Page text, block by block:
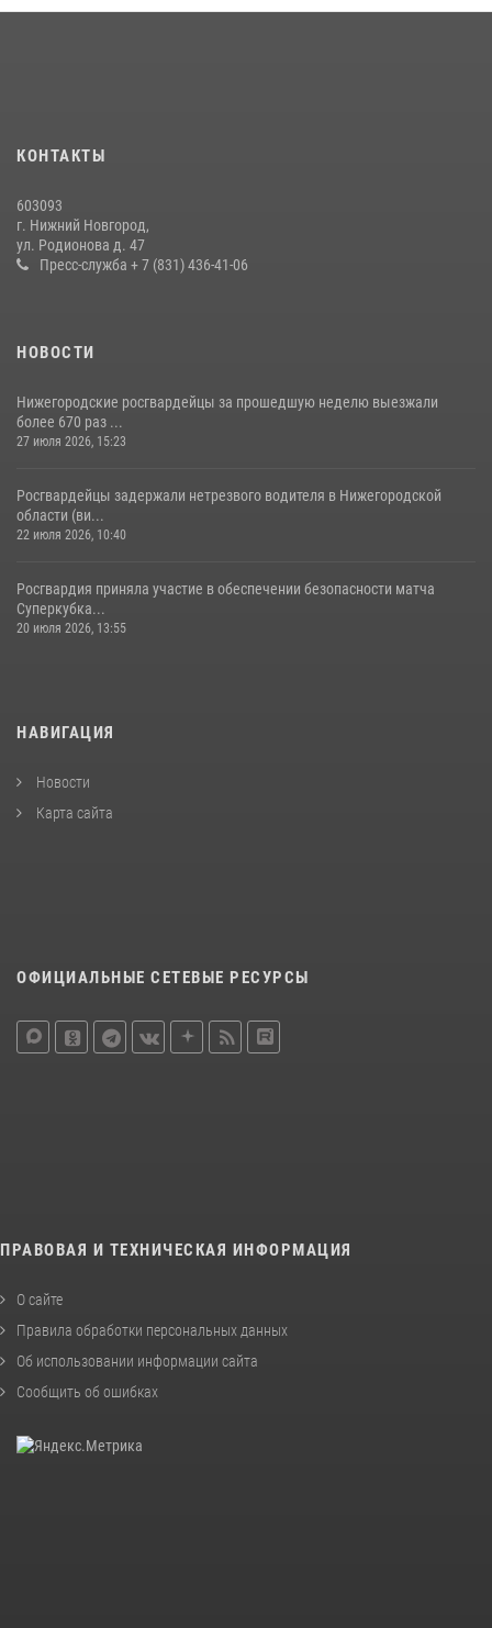
10 июля 2026, 09:38
более 600 раз по сигналу «тревога»
20 июля 2026, 12:26
КОНТАКТЫ
603093
г. Нижний Новгород,
ул. Родионова д. 47
Пресс-служба + 7 (831) 436-41-06
НОВОСТИ
Нижегородские росгвардейцы за прошедшую неделю выезжали
более 670 раз ...
27 июля 2026, 15:23
Росгвардейцы задержали нетрезвого водителя в Нижегородской
области (ви...
22 июля 2026, 10:40
Росгвардия приняла участие в обеспечении безопасности матча
Суперкубка...
20 июля 2026, 13:55
НАВИГАЦИЯ
Новости
Карта сайта
ОФИЦИАЛЬНЫЕ СЕТЕВЫЕ РЕСУРСЫ
ПРАВОВАЯ И ТЕХНИЧЕСКАЯ ИНФОРМАЦИЯ
О сайте
Правила обработки персональных данных
Об использовании информации сайта
Сообщить об ошибках